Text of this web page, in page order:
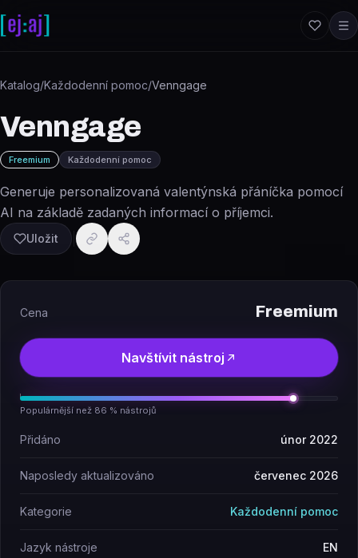
Katalog/Každodenní pomoc/Venngage
Venngage
Freemium Každodenní pomoc
Generuje personalizovaná valentýnská přáníčka pomocí
AI na základě zadaných informací o příjemci.
Uložit
Cena Freemium
Navštívit nástroj
Populárnější než 86 % nástrojů
Přidáno únor 2022
Naposledy aktualizováno červenec 2026
Kategorie Každodenní pomoc
Jazyk nástroje EN